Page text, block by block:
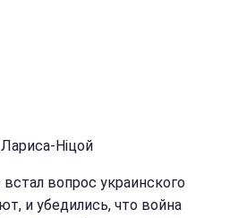
Ніцой
вопрос украинского
и убедились, что война